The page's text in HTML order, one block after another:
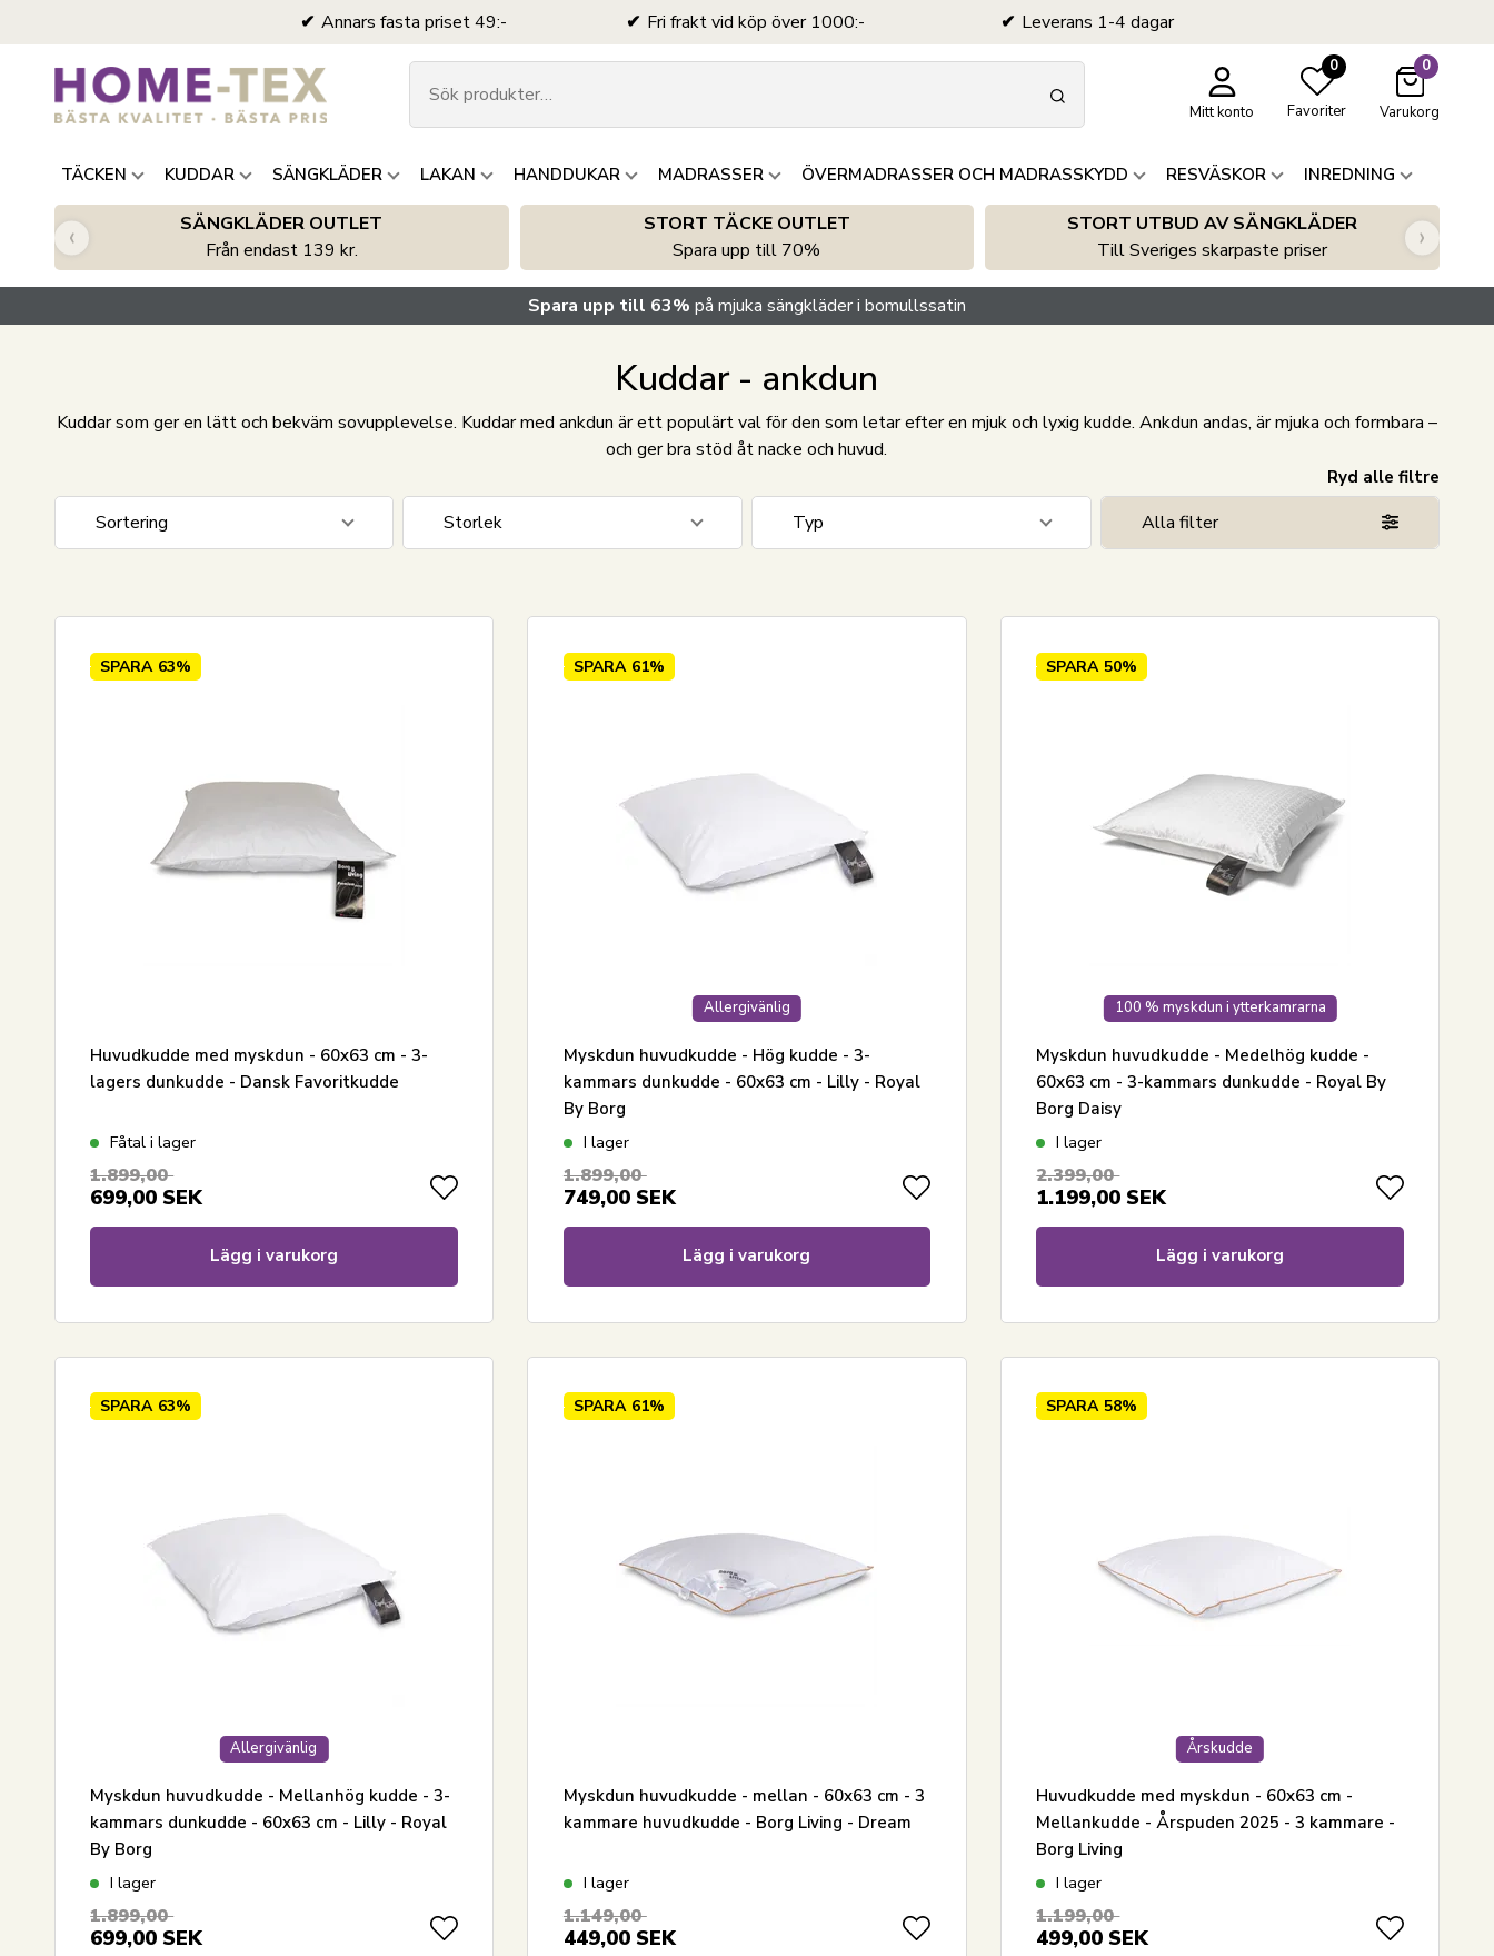
Annars fasta priset 49:- Fri frakt vid köp över 1000:- Leverans 1-4 dagar
Mitt konto
0
Favoriter
0
Varukorg
TÄCKEN KUDDAR SÄNGKLÄDER LAKAN HANDDUKAR MADRASSER ÖVERMADRASSER OCH MADRASSKYDD RESVÄSKOR INREDNING
SÄNGKLÄDER OUTLET
Från endast 139 kr.
STORT TÄCKE OUTLET
Spara upp till 70%
STORT UTBUD AV SÄNGKLÄDER
Till Sveriges skarpaste priser
‹ ›
Spara upp till 63% på mjuka sängkläder i bomullssatin
Kuddar - ankdun
Kuddar som ger en lätt och bekväm sovupplevelse. Kuddar med ankdun är ett populärt val för den som letar efter en mjuk och lyxig kudde. Ankdun andas, är mjuka och formbara –
och ger bra stöd åt nacke och huvud.
Ryd alle filtre
Sortering
Nyaste
Storlek
Typ
21
Alla filter
SPARA 63%
Huvudkudde med myskdun - 60x63 cm - 3-
lagers dunkudde - Dansk Favoritkudde
Fåtal i lager
1.899,00
699,00 SEK
Lägg i varukorg
Allergivänlig
SPARA 61%
Myskdun huvudkudde - Hög kudde - 3-
kammars dunkudde - 60x63 cm - Lilly - Royal
By Borg
I lager
1.899,00
749,00 SEK
Lägg i varukorg
100 % myskdun i ytterkamrarna
SPARA 50%
Myskdun huvudkudde - Medelhög kudde -
60x63 cm - 3-kammars dunkudde - Royal By
Borg Daisy
I lager
2.399,00
1.199,00 SEK
Lägg i varukorg
Allergivänlig
SPARA 63%
Myskdun huvudkudde - Mellanhög kudde - 3-
kammars dunkudde - 60x63 cm - Lilly - Royal
By Borg
I lager
1.899,00
699,00 SEK
SPARA 61%
Myskdun huvudkudde - mellan - 60x63 cm - 3
kammare huvudkudde - Borg Living - Dream
I lager
1.149,00
449,00 SEK
Årskudde
SPARA 58%
Huvudkudde med myskdun - 60x63 cm -
Mellankudde - Årspuden 2025 - 3 kammare -
Borg Living
I lager
1.199,00
499,00 SEK